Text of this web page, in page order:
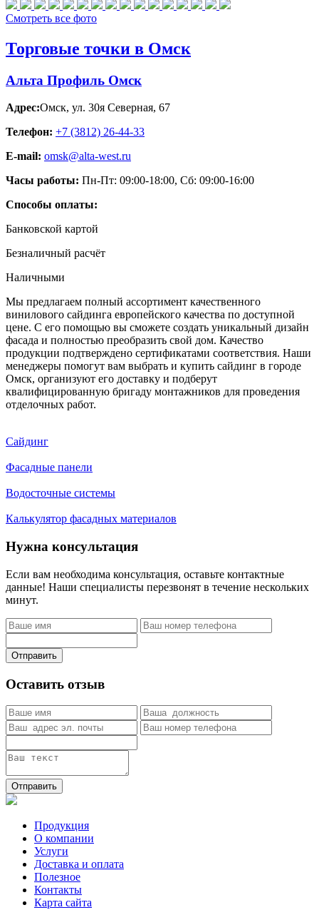
Смотреть все фото
Торговые точки в Омск
Альта Профиль Омск
Адрес:Омск, ул. 30я Северная, 67
Телефон: +7 (3812) 26‑44-33
E-mail: omsk@alta-west.ru
Часы работы: Пн-Пт: 09:00-18:00, Сб: 09:00-16:00
Способы оплаты:
Банковской картой
Безналичный расчёт
Наличными
Мы предлагаем полный ассортимент качественного
винилового сайдинга европейского качества по доступной
цене. С его помощью вы сможете создать уникальный дизайн
фасада и полностью преобразить свой дом. Качество
продукции подтверждено сертификатами соответствия. Наши
менеджеры помогут вам выбрать и купить сайдинг в городе
Омск, организуют его доставку и подберут
квалифицированную бригаду монтажников для проведения
отделочных работ.
Сайдинг
Фасадные панели
Водосточные системы
Калькулятор фасадных материалов
Нужна консультация
Если вам необходима консультация, оставьте контактные
данные! Наши специалисты перезвонят в течение нескольких
минут.
Отправить
Оставить отзыв
Отправить
Продукция
О компании
Услуги
Доставка и оплата
Полезное
Контакты
Карта сайта